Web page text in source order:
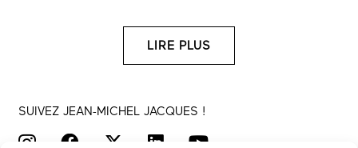
LIRE PLUS
SUIVEZ JEAN-MICHEL JACQUES !